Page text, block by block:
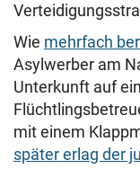
Wie mehrfach
Asylwerber am
Unterkunft auf
mit einem
später erlag der